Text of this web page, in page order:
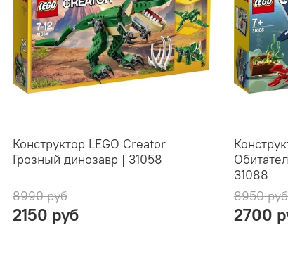
Конструктор LEGO Creator
Грозный динозавр | 31058
8990 руб
2150 руб
31088
8950 руб
2700